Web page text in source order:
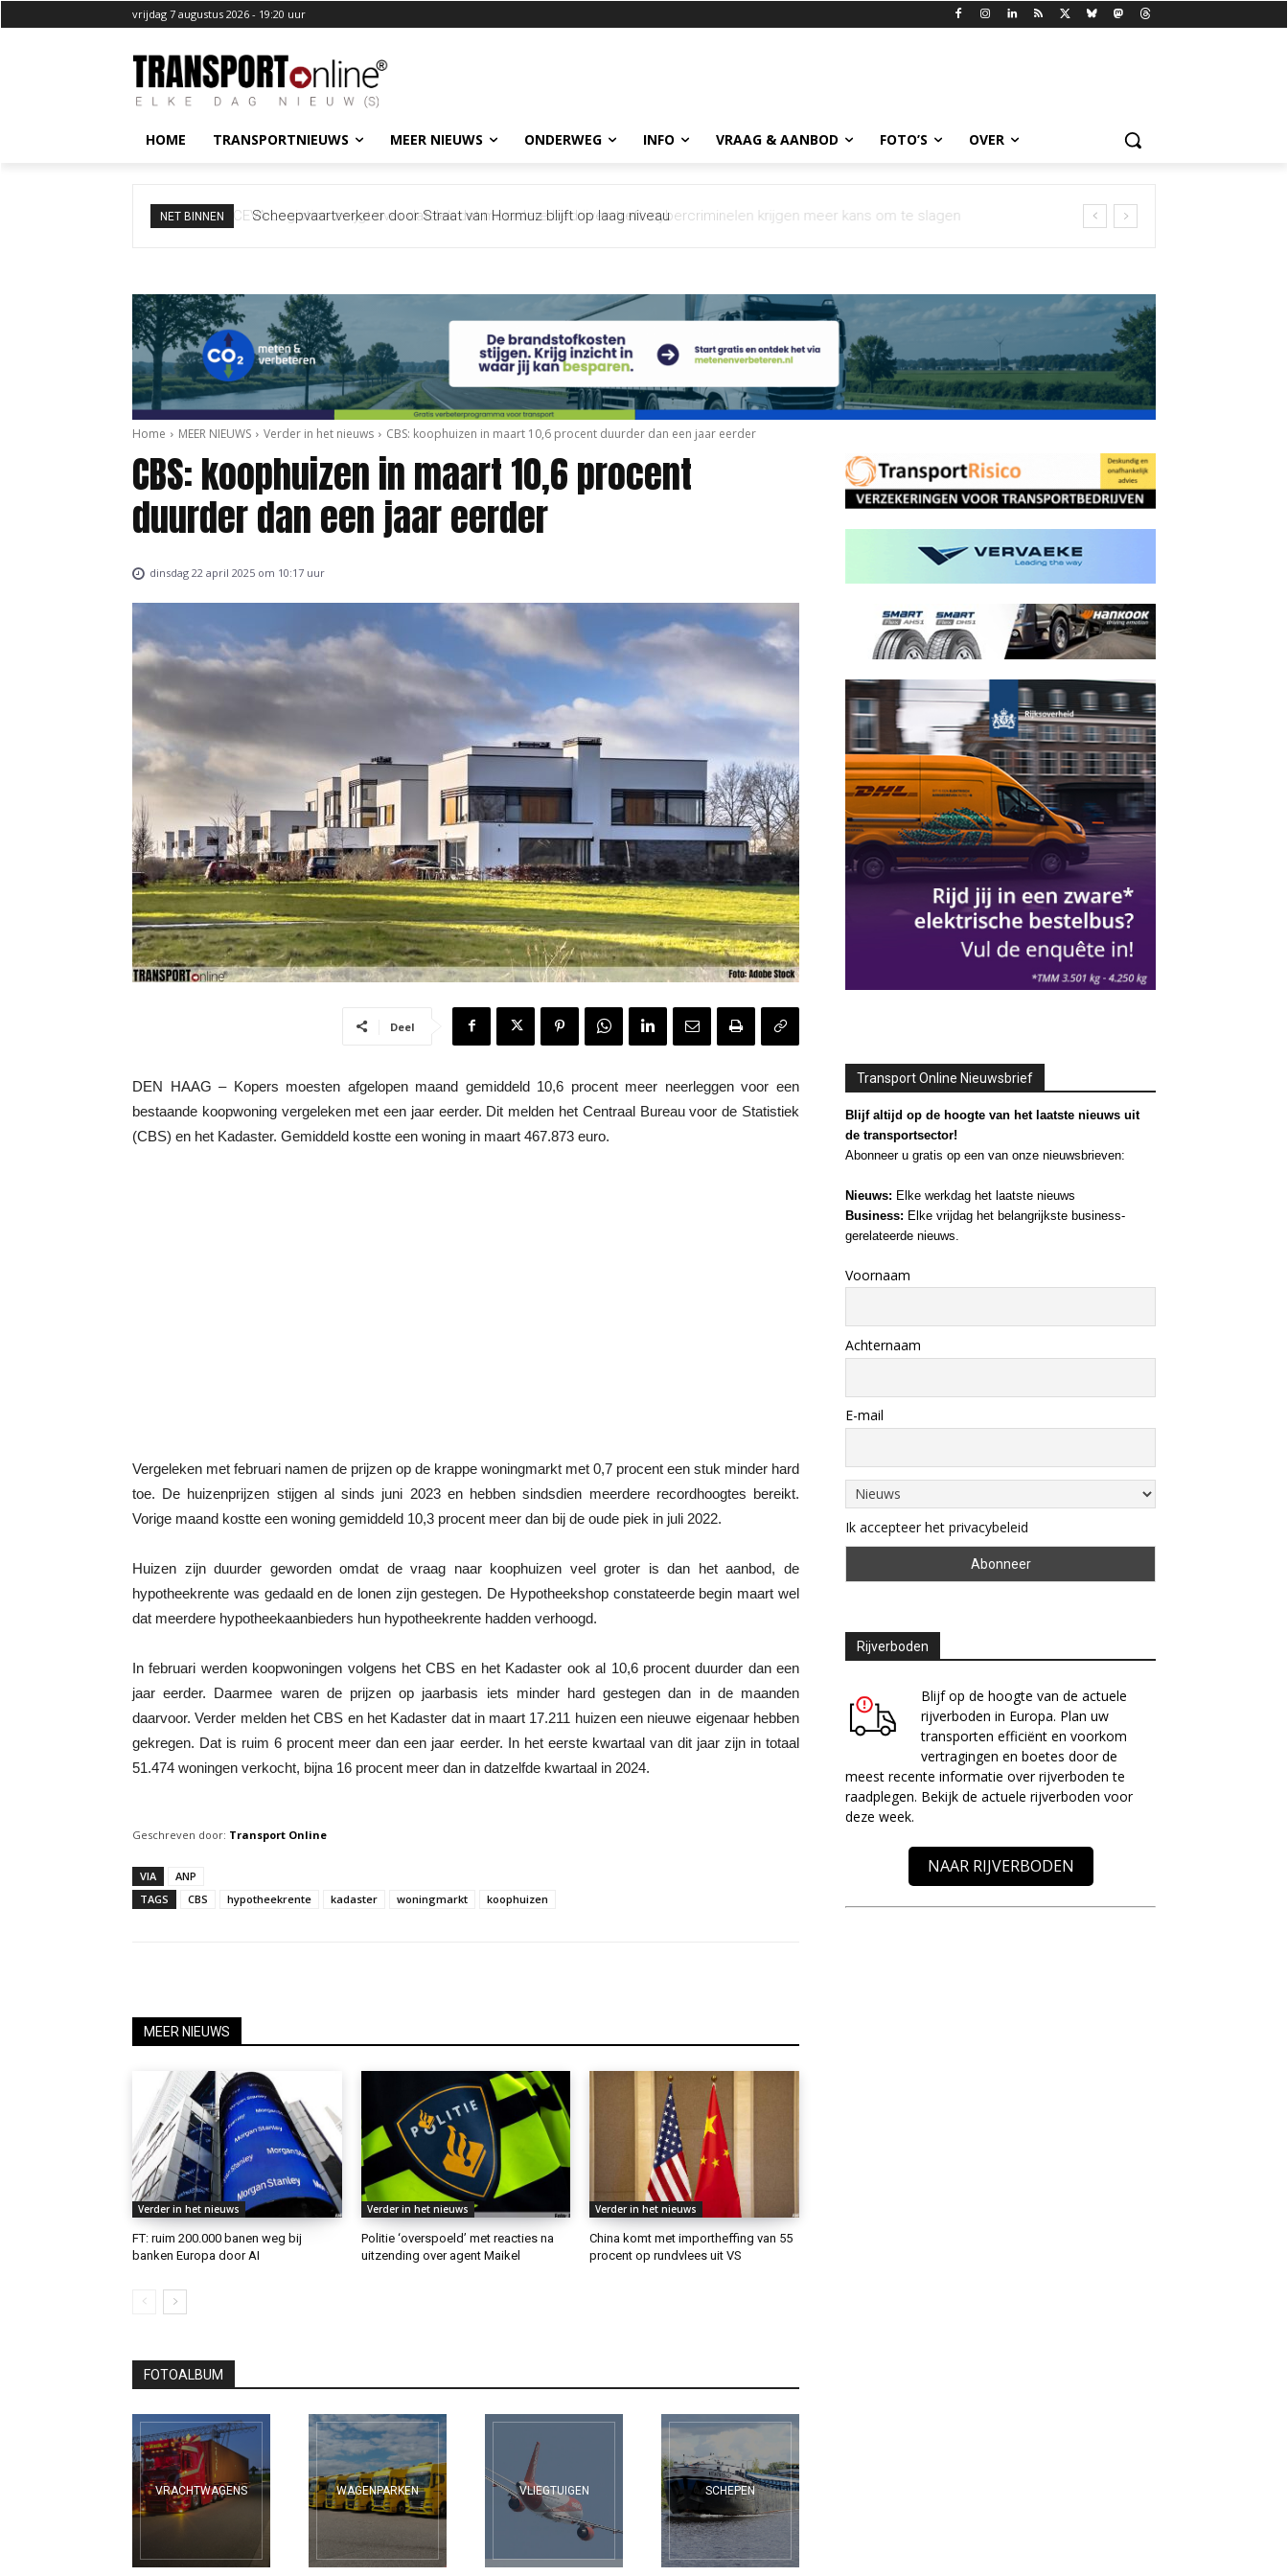
vrijdag 7 augustus 2026 - 19:20 uur
HOME TRANSPORTNIEUWS MEER NIEUWS ONDERWEG INFO VRAAG & AANBOD FOTO’S OVER
NET BINNEN Scheepvaartverkeer door Straat van Hormuz blijft op laag niveau
Home MEER NIEUWS Verder in het nieuws CBS: koophuizen in maart 10,6 procent duurder dan een jaar eerder
CBS: koophuizen in maart 10,6 procent
duurder dan een jaar eerder
dinsdag 22 april 2025 om 10:17 uur
Deel
DEN HAAG – Kopers moesten afgelopen maand gemiddeld 10,6 procent meer neerleggen voor een
bestaande koopwoning vergeleken met een jaar eerder. Dit melden het Centraal Bureau voor de Statistiek
(CBS) en het Kadaster. Gemiddeld kostte een woning in maart 467.873 euro.
Vergeleken met februari namen de prijzen op de krappe woningmarkt met 0,7 procent een stuk minder hard
toe. De huizenprijzen stijgen al sinds juni 2023 en hebben sindsdien meerdere recordhoogtes bereikt.
Vorige maand kostte een woning gemiddeld 10,3 procent meer dan bij de oude piek in juli 2022.
Huizen zijn duurder geworden omdat de vraag naar koophuizen veel groter is dan het aanbod, de
hypotheekrente was gedaald en de lonen zijn gestegen. De Hypotheekshop constateerde begin maart wel
dat meerdere hypotheekaanbieders hun hypotheekrente hadden verhoogd.
In februari werden koopwoningen volgens het CBS en het Kadaster ook al 10,6 procent duurder dan een
jaar eerder. Daarmee waren de prijzen op jaarbasis iets minder hard gestegen dan in de maanden
daarvoor. Verder melden het CBS en het Kadaster dat in maart 17.211 huizen een nieuwe eigenaar hebben
gekregen. Dat is ruim 6 procent meer dan een jaar eerder. In het eerste kwartaal van dit jaar zijn in totaal
51.474 woningen verkocht, bijna 16 procent meer dan in datzelfde kwartaal in 2024.
Geschreven door: Transport Online
VIA
ANP
TAGS
CBS hypotheekrente kadaster woningmarkt koophuizen
MEER NIEUWS
Verder in het nieuws
FT: ruim 200.000 banen weg bij
banken Europa door AI
Verder in het nieuws
Politie ‘overspoeld’ met reacties na
uitzending over agent Maikel
Verder in het nieuws
China komt met importheffing van 55
procent op rundvlees uit VS
FOTOALBUM
VRACHTWAGENS WAGENPARKEN VLIEGTUIGEN SCHEPEN
Transport Online Nieuwsbrief
Blijf altijd op de hoogte van het laatste nieuws uit
de transportsector!
Abonneer u gratis op een van onze nieuwsbrieven:
Nieuws: Elke werkdag het laatste nieuws
Business: Elke vrijdag het belangrijkste business-
gerelateerde nieuws.
Voornaam
Achternaam
E-mail
Ik accepteer het privacybeleid
Rijverboden
Blijf op de hoogte van de actuele
rijverboden in Europa. Plan uw
transporten efficiënt en voorkom
vertragingen en boetes door de
meest recente informatie over rijverboden te
raadplegen. Bekijk de actuele rijverboden voor
deze week.
NAAR RIJVERBODEN